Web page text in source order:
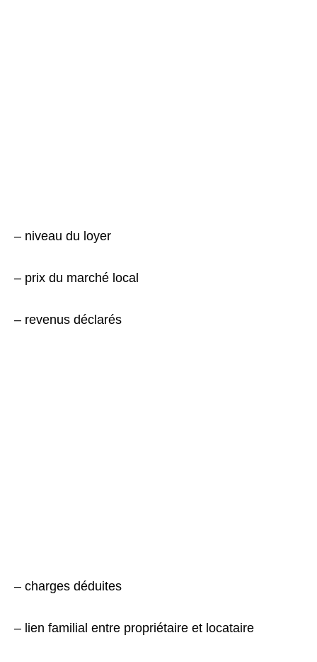
– niveau du loyer
– prix du marché local
– revenus déclarés
– charges déduites
– lien familial entre propriétaire et locataire